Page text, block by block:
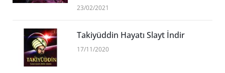
23/02/2021
Takiyüddin Hayatı Slayt İndir
17/11/2020